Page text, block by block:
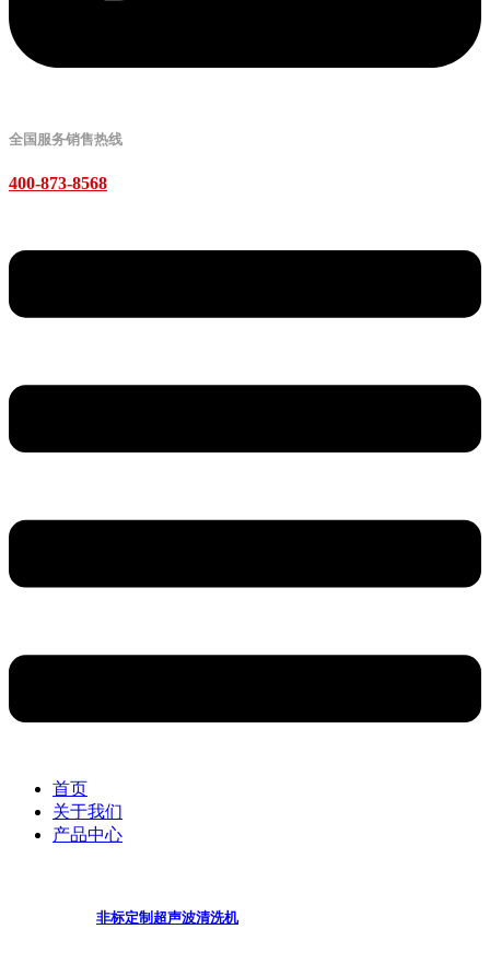
全国服务销售热线
400-873-8568
首页
关于我们
产品中心
非标定制超声波清洗机